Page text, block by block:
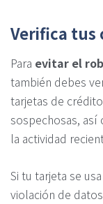
Verifica tus
Para evitar el
también debes
tarjetas de
sospechosas, así
la actividad
Si tu tarjeta se
violación de